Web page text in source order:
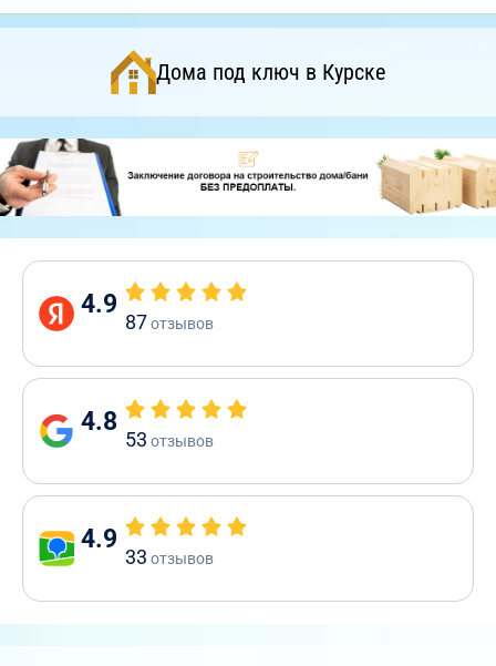
Дома под ключ в Курске
4.9
87отзывов
4.8
53 отзывов
4.9
33 отзывов